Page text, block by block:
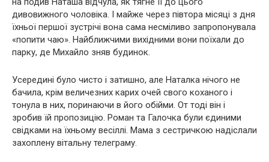
дивовижного чоловіка. І майже через півтора місяці з дня
їхньої першої зустрічі вона сама несміливо запропонувала
«попити чаю». Найближчими вихідними вони поїхали до
парку, де Михайло зняв будинок.
Усередині було чисто і затишно, але Наталка нічого не
бачила, крім величезних карих очей свого коханого і
тонула в них, поринаючи в його обійми. От тоді він і
зробив їй пропозицію. Роман та Галочка були єдиними
свідками на їхньому весіллі. Мама з сестричкою надіслали
захоплену вітальну телеграму.